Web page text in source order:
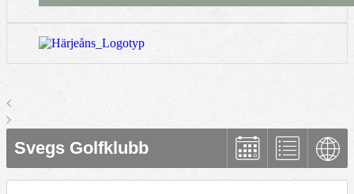
Svegs Golfklubb